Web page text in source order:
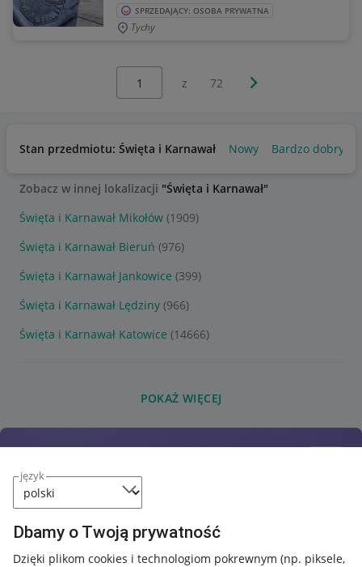
język
Dbamy o Twoją prywatność
Dzięki plikom cookies i technologiom pokrewnym (np. piksele,
SPRZEDAJĄCY: OSOBA PRYWATNA
Tychy
z 72 Następna strona
Stan przedmiotu: Święta i Karnawał Nowy Bardzo dobry
Zobacz w innej lokalizacji "Święta i Karnawał"
Święta i Karnawał Mikołów (1909)
Święta i Karnawał Bieruń (976)
Święta i Karnawał Jankowice (399)
Święta i Karnawał Lędziny (966)
Święta i Karnawał Katowice (14666)
POKAŻ WIĘCEJ